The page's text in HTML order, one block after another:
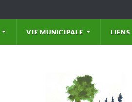
VIE MUNICIPALE LIENS